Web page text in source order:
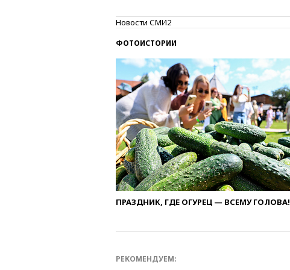
Новости СМИ2
ФОТОИСТОРИИ
ПРАЗДНИК, ГДЕ ОГУРЕЦ — ВСЕМУ ГОЛОВА!
РЕКОМЕНДУЕМ: